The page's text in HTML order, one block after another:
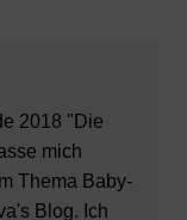
2018 "Die
mich
Thema Baby-
Blog. Ich